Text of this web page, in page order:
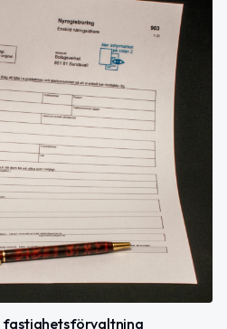
fastighetsförvaltning